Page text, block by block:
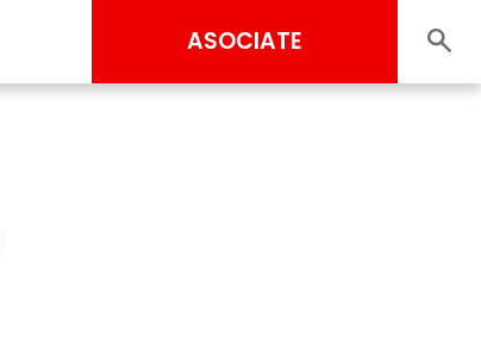
ASOCIATE